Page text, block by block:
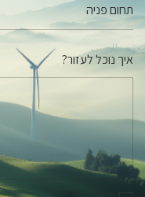
איך נוכל לעזור?